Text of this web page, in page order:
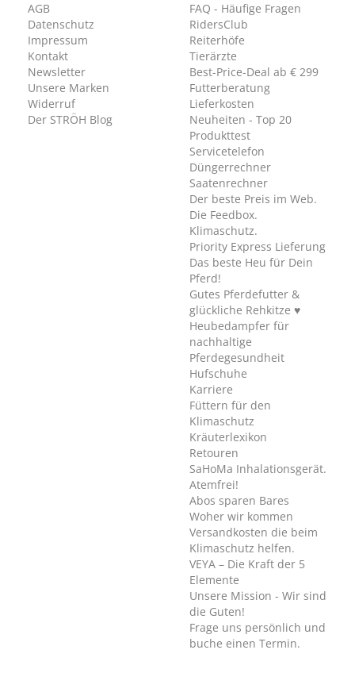
AGB
Datenschutz
Impressum
Kontakt
Newsletter
Unsere Marken
Widerruf
Der STRÖH Blog
FAQ - Häufige Fragen
RidersClub
Reiterhöfe
Tierärzte
Best-Price-Deal ab € 299
Futterberatung
Lieferkosten
Neuheiten - Top 20
Produkttest
Servicetelefon
Düngerrechner
Saatenrechner
Der beste Preis im Web.
Die Feedbox.
Klimaschutz.
Priority Express Lieferung
Das beste Heu für Dein
Pferd!
Gutes Pferdefutter &
glückliche Rehkitze ♥
Heubedampfer für
nachhaltige
Pferdegesundheit
Hufschuhe
Karriere
Füttern für den
Klimaschutz
Kräuterlexikon
Retouren
SaHoMa Inhalationsgerät.
Atemfrei!
Abos sparen Bares
Woher wir kommen
Versandkosten die beim
Klimaschutz helfen.
VEYA – Die Kraft der 5
Elemente
Unsere Mission - Wir sind
die Guten!
Frage uns persönlich und
buche einen Termin.